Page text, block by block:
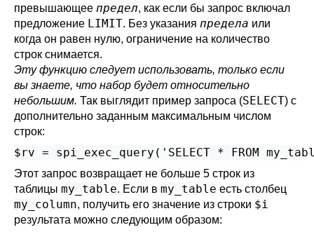
превышающее предел, как если бы запрос включал
предложение LIMIT. Без указания предела или
когда он равен нулю, ограничение на количество
строк снимается.
Эту функцию следует использовать, только если
вы знаете, что набор будет относительно
небольшим. Так выглядит пример запроса (SELECT) с
дополнительно заданным максимальным числом
строк:
$rv = spi_exec_query('SELECT * FROM
Этот запрос возвращает не больше 5 строк из
таблицы my_table. Если в my_table есть столбец
my_column, получить его значение из строки $i
результата можно следующим образом: